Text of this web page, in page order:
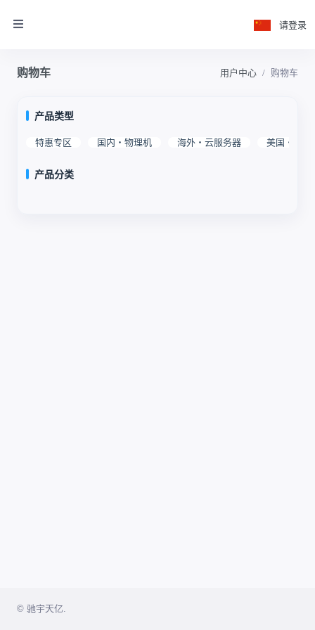
请登录
购物车 用户中心 购物车
产品类型
特惠专区 国内・物理机 海外・云服务器 美国・物理
产品分类
© 驰宇天亿.